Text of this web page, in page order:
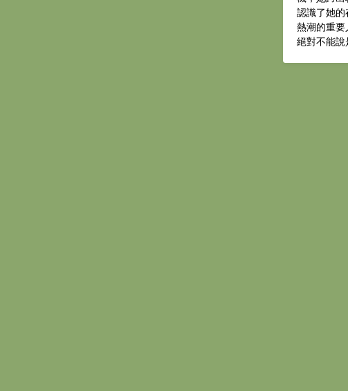
認識了她的
熱潮的重要
絕對不能說